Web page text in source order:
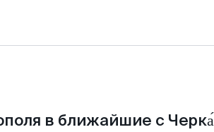
в ближайшие с